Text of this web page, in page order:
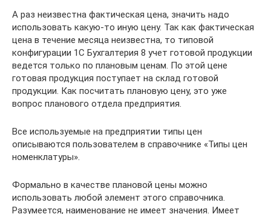
А раз неизвестна фактическая цена, значить надо
использовать какую-то иную цену. Так как фактическая
цена в течение месяца неизвестна, то типовой
конфигурации 1С Бухгалтерия 8 учет готовой продукции
ведется только по плановым ценам. По этой цене
готовая продукция поступает на склад готовой
продукции. Как посчитать плановую цену, это уже
вопрос планового отдела предприятия.
Все используемые на предприятии типы цен
описываются пользователем в справочнике «Типы цен
номенклатуры».
Формально в качестве плановой цены можно
использовать любой элемент этого справочника.
Разумеется, наименование не имеет значения. Имеет